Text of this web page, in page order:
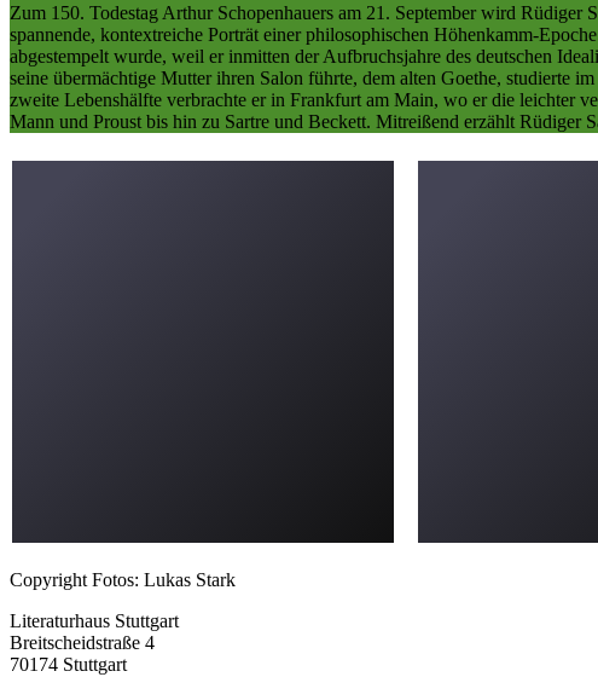
Zum 150. Todestag Arthur Schopenhauers am 21. September wird Rüdiger
spannende, kontextreiche Porträt einer philosophischen Höhenkamm-
abgestempelt wurde, weil er inmitten der Aufbruchsjahre des deutschen
seine übermächtige Mutter ihren Salon führte, dem alten Goethe, studierte
zweite Lebenshälfte verbrachte er in Frankfurt am Main, wo er die leichter
Mann und Proust bis hin zu Sartre und Beckett. Mitreißend erzählt Rüdiger
Copyright Fotos: Lukas Stark
Literaturhaus Stuttgart
Breitscheidstraße 4
70174 Stuttgart